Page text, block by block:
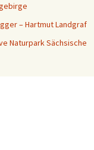
– Hartmut Landgraf
Naturpark Sächsische